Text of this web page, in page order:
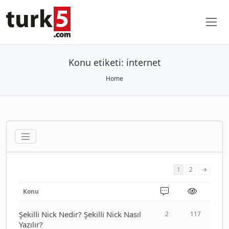
Konu etiketi: internet
Home
1 2 →
Konu
Şekilli Nick Nedir? Şekilli Nick Nasıl
Yazılır?
2 117